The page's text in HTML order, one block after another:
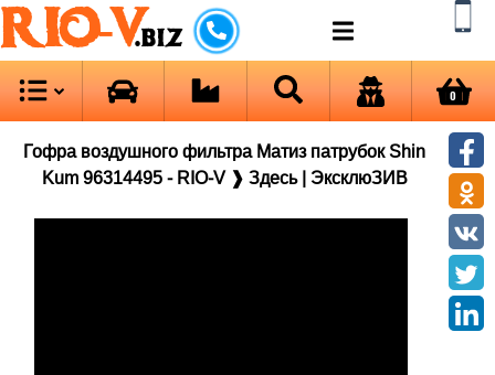
RIO-V.biz
0
Гофра воздушного фильтра Матиз патрубок Shin
Kum 96314495 - RIO-V ❱ Здесь | ЭксклюЗИВ